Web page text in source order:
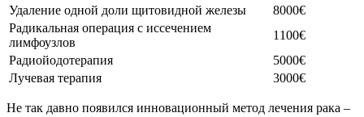
Удаление одной доли щитовидной железы
8000€
Радикальная операция с иссечением
лимфоузлов
1100€
Радиойодотерапия
5000€
Лучевая терапия
3000€
Не так давно появился инновационный метод лечения рака –